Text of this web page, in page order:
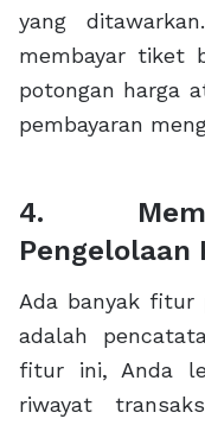
yang
membayar tiket
potongan harga
pembayaran
4.
Pengelolaan
Ada banyak fitur
adalah
fitur ini, Anda
riwayat